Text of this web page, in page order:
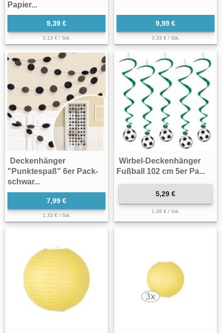
Papier...
9,39 €
3,13 € / Stk.
9,99 €
3,33 € / Stk.
Deckenhänger
"Punktespaß" 6er Pack-
schwar...
7,99 €
1,33 € / Stk.
Wirbel-Deckenhänger
Fußball 102 cm 5er Pa...
5,29 €
1,06 € / Stk.